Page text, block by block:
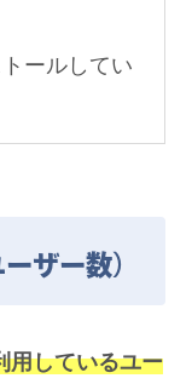
ールしてい
ザー数）
用しているユー